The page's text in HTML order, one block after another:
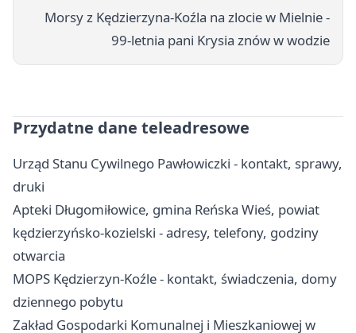
Morsy z Kędzierzyna-Koźla na zlocie w Mielnie -
99‑letnia pani Krysia znów w wodzie
Przydatne dane teleadresowe
Urząd Stanu Cywilnego Pawłowiczki - kontakt, sprawy,
druki
Apteki Długomiłowice, gmina Reńska Wieś, powiat
kędzierzyńsko-kozielski - adresy, telefony, godziny
otwarcia
MOPS Kędzierzyn-Koźle - kontakt, świadczenia, domy
dziennego pobytu
Zakład Gospodarki Komunalnej i Mieszkaniowej w